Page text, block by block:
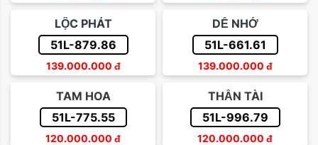
LỘC PHÁT
51L-879.86
139.000.000 đ
DỄ NHỚ
51L-661.61
139.000.000 đ
TAM HOA
51L-775.55
120.000.000 đ
THẦN TÀI
51L-996.79
120.000.000 đ